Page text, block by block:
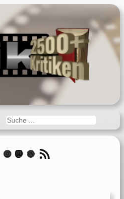
Suchen
Instagram Mastodon Threads RSS-Feed